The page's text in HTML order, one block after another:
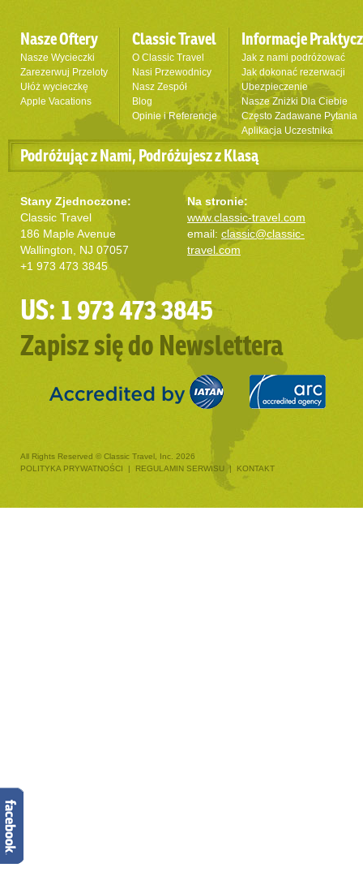
Nasze Oftery
Nasze Wycieczki
Zarezerwuj Przeloty
Ułóż wycieczkę
Apple Vacations
Classic Travel
O Classic Travel
Nasi Przewodnicy
Nasz Zespół
Blog
Opinie i Referencje
Informacje
Jak z nami podróżować
Jak dokonać rezerwacji
Ubezpieczenie
Nasze Zniżki Dla Ciebie
Często Zadawane Pytania
Aplikacja Uczestnika
Podróżując z Nami, Podróżujesz z Klasą
Stany Zjednoczone:
Classic Travel
186 Maple Avenue
Wallington, NJ 07057
+1 973 473 3845
Na stronie:
www.classic-travel.com
email: classic@classic-
travel.com
US: 1 973 473 3845
Zapisz się do Newslettera
All Rights Reserved © Classic Travel, Inc. 2026
POLITYKA PRYWATNOŚCI
| REGULAMIN SERWISU | KONTAKT